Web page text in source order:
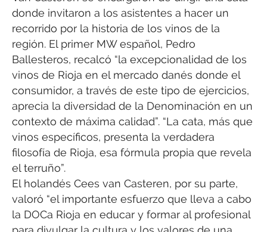
donde invitaron a los asistentes a hacer un
recorrido por la historia de los vinos de la
región. El primer MW español, Pedro
Ballesteros, recalcó “la excepcionalidad de los
vinos de Rioja en el mercado danés donde el
consumidor, a través de este tipo de ejercicios,
aprecia la diversidad de la Denominación en un
contexto de máxima calidad”. “La cata, más que
vinos específicos, presenta la verdadera
filosofía de Rioja, esa fórmula propia que revela
el terruño”.
El holandés Cees van Casteren, por su parte,
valoró “el importante esfuerzo que lleva a cabo
la DOCa Rioja en educar y formar al profesional